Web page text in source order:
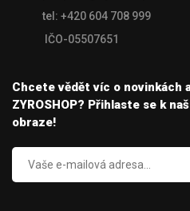
tel: +420 604 708 999
IČO-05507651
Chcete vědět víc o novinkách
ZYROSHOP? Přihlaste se k
obraze!